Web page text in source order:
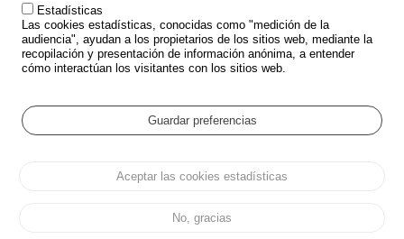
POLÍTICA DE SEGURIDAD VIAL
Outils
EVENTOS
GLOSARIO
Cookie settings
Protección de datos y CookiesAdministrar las cookies
Estadísticas
Las cookies estadísticas, conocidas como "medición de la
audiencia", ayudan a los propietarios de los sitios web, mediante la
recopilación y presentación de información anónima, a entender
cómo interactúan los visitantes con los sitios web.
Guardar preferencias
Aceptar las cookies estadísticas
No, gracias